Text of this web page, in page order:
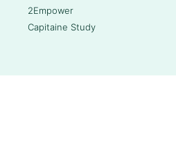
2Empower
Capitaine Study